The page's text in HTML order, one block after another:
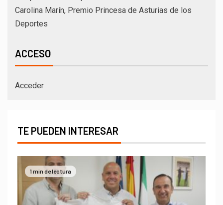
Carolina Marín, Premio Princesa de Asturias de los
Deportes
ACCESO
Acceder
TE PUEDEN INTERESAR
1 min de lectura